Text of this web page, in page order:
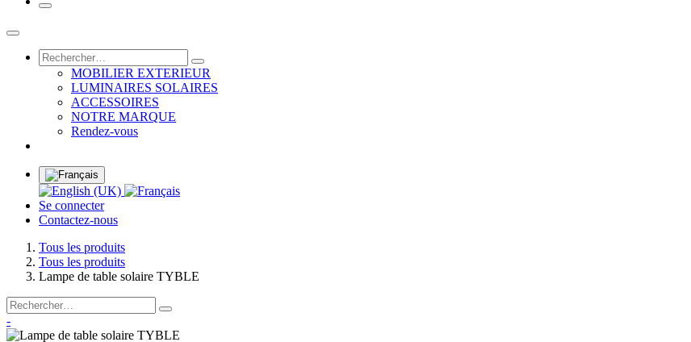
MOBILIER EXTERIEUR
LUMINAIRES SOLAIRES
ACCESSOIRES
NOTRE MARQUE
Rendez-vous
Se connecter
Contactez-nous
Tous les produits
Tous les produits
Lampe de table solaire TYBLE
-